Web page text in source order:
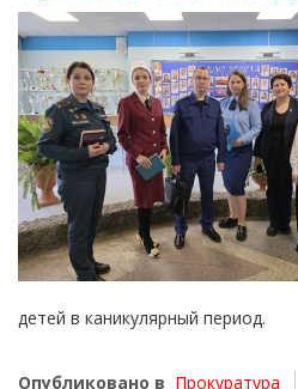
детей в каникулярный период.
Опубликовано в Прокуратура